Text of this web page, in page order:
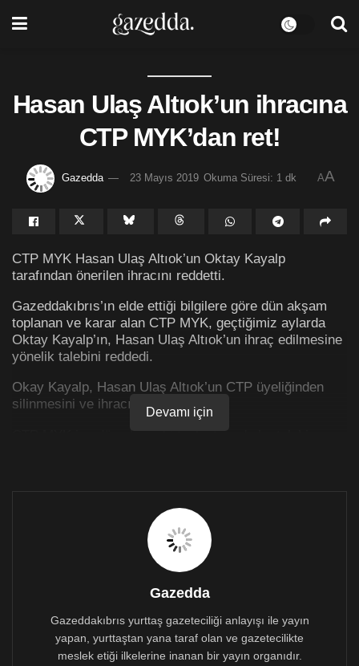
Hasan Ulaş Altıok’un ihracına
CTP MYK’dan ret!
Gazedda 23 Mayıs 2019 Okuma Süresi: 1 dk AA
CTP MYK Hasan Ulaş Altıok’un Oktay Kayalp
tarafından önerilen ihracını reddetti.
Gazeddakıbrıs’ın elde ettiği bilgilere göre dün akşam
toplanan ve karar alan CTP MYK, geçtiğimiz aylarda
Oktay Kayalp’ın, Hasan Ulaş Altıok’un ihraç edilmesine
yönelik talebini reddedi.
Okay Kayalp, Hasan Ulaş Altıok’un CTP üyeliğinden
silinmesini ve ihracını istemişti.
yükselmiş ve talebin Parti içerisininde karışıklık
yaratmaya ve Parti tüzüğüne uygun olmayan bir şekilde
geliştiğine yönelik yorumlar yapılmıştı.
Devamı için
Gazedda
Gazeddakıbrıs yurttaş gazeteciliği anlayışı ile yayın
yapan, yurttaştan yana taraf olan ve gazetecilikte
meslek etiği ilkelerine inanan bir yayın organıdır.